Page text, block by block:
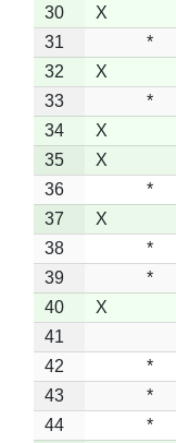
30
X
31
*
32
X
33
*
34
X
35
X
36
*
37
X
38
*
39
*
40
X
41
42
*
43
*
44
*